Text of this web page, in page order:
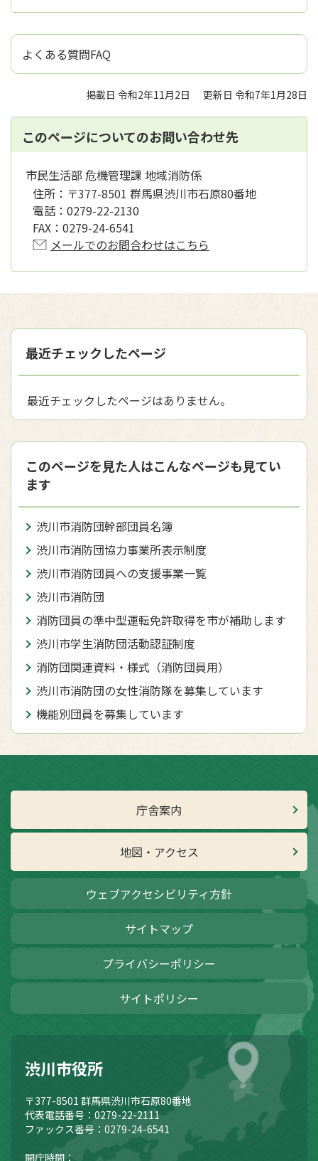
よくある質問FAQ
掲載日 令和2年11月2日 更新日 令和7年1月28日
このページについてのお問い合わせ先
市民生活部 危機管理課 地域消防係
住所： 〒377-8501 群馬県渋川市石原80番地
電話： 0279-22-2130
FAX： 0279-24-6541
メールでのお問合わせはこちら
最近チェックしたページ
最近チェックしたページはありません。
このページを見た人はこんなページも見てい
ます
渋川市消防団幹部団員名簿
渋川市消防団協力事業所表示制度
渋川市消防団員への支援事業一覧
渋川市消防団
消防団員の準中型運転免許取得を市が補助します
渋川市学生消防団活動認証制度
消防団関連資料・様式（消防団員用）
渋川市消防団の女性消防隊を募集しています
機能別団員を募集しています
庁舎案内
地図・アクセス
ウェブアクセシビリティ方針
サイトマップ
プライバシーポリシー
サイトポリシー
渋川市役所
〒377-8501 群馬県渋川市石原80番地
代表電話番号：0279-22-2111
ファックス番号：0279-24-6541
開庁時間：